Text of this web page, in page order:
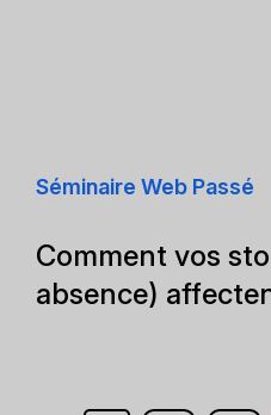
Séminaire Web Passé
Comment vos
absence)